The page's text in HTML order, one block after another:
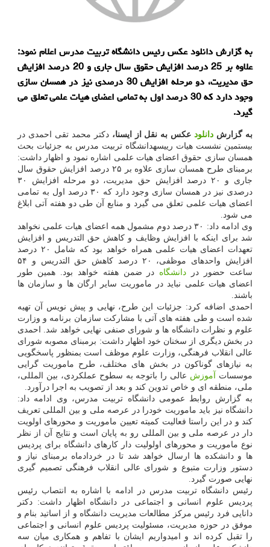
به گزارش دانلود عکس رئیس دانشگاه تربیت مدرس اعلام نمود:
علاوه بر 25 درصد افزایش حقوق سال جاری و 20 درصد افزایش
حق مدیریت، دو مرحله افزایش 30 درصدی نیز در همسان سازی
وجود دارد که 30 درصد اول به تمامی اعضای هیات علمی تعلق می
گیرد.
به گزارش دانلودعکس به نقل از ایسنا،دکتر محمد تقی احمدی در
بیستمین نشست هیات رییسهدانشگاه تربیت مدرس به جزئیات بحث
همسان سازی حقوق اعضای هیات علمی اشاره نمود و اظهار داشت:
برمبنای طرح همسان سازی علاوه بر ۲۵ درصد افزایش حقوق سال
جاری و ۲۰ درصد افزایش حق مدیریت، دو مرحله افزایش ۳۰
درصدی نیز در همسان سازی وجود دارد که ۳۰ درصد اول به تمامی
اعضای هیات علمی تعلق می گیرد و منابع آن طی دو هفته آتی ابلاغ
می شود.
وی ادامه داد: ۳۰ درصد دوم مشمول همه اعضای هیات علمی نخواهد
شد برای اینکه با افزایش وظایف و کاهش حق التدریس و افزایش
تعهدات اعضای هیات علمی همراه خواهد بود که شامل ۲۰ درصد
افزایش واحدهای موظفی، ۲۰ درصد کاهش حق التدریس و ۵۴
ساعت حضور در دانشگاه در ضمن هفته خواهد بود. همین طور
اعضای هیات علمی نباید در ماموریت سایر ارگان ها و سازمان ها
باشند.
احمدی اضافه کرد: جزئیات این طرح، نهایی و پیش نویس آن تهیه
شده است و طی هفته های آتی با مشارکت سازمان برنامه و وزارت
علوم و نظرات دانشگاه ها و شورای صنفی نهایی خواهد شد. احمدی
در بخش دیگری از سخنان خود اظهار داشت: برمبنای مصوبه شورای
عالی انقلاب فرهنگی، وزارت علوم موظف است بمنظور پاسخگویی
به نیازهای گوناکون در بخش های مختلف، طرح ماموریت گرایی
موسسات آموزش عالی را باتوجه به سطوح عملکردی، بین المللی،
ملی، منطقه ای و خاص تدوین کند و بعد از تصویب به اجرا درآورد.
به گزارش روابط عمومی دانشگاه تربیت مدرس، وی ادامه داد:
دانشگاه نیز باید ماموریت خودرا در عرصه ملی و بین المللی تعریف
کند و در این راستا فعالیت کمیته تعیین ماموریت و محورهای اولویت
دار در عرصه ملی و بین المللی رو به پایان است و نتایج آن از نظر
نوع ماموریت و محورهای اولولیت دار کارهای دانشگاه برای پردیس
ها و دانشکده ها ارسال خواهد شد تا در خردادماه برمبنای نیاز و
دستور وزارت متبوع و شورای عالی انقلاب فرهنگی تصمیم گیری
نهایی صورت گیرد.
رئیس دانشگاه تربیت مدرس در ادامه با اشاره به انتصاب رئیس
پردیس علوم انسانی و اجتماعی در دانشگاه اظهار داشت: دکتر
دانایی فرد رئیس مرکز مطالعات مدیریت دانشگاه و از اساتید بنام و
موفق در حوزه مدیریت، مسئولیت پردیس علوم انسانی و اجتماعی
را تقبل کرده اند و امیدواریم ایشان با تفاهم و همکاری میان سه